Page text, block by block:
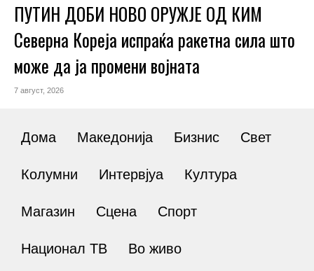
ПУТИН ДОБИ НОВО ОРУЖЈЕ ОД КИМ
Северна Кореја испраќа ракетна сила што
може да ја промени војната
7 август, 2026
Дома Македонија Бизнис Свет
Колумни Интервјуа Култура
Магазин Сцена Спорт
Национал ТВ Во живо